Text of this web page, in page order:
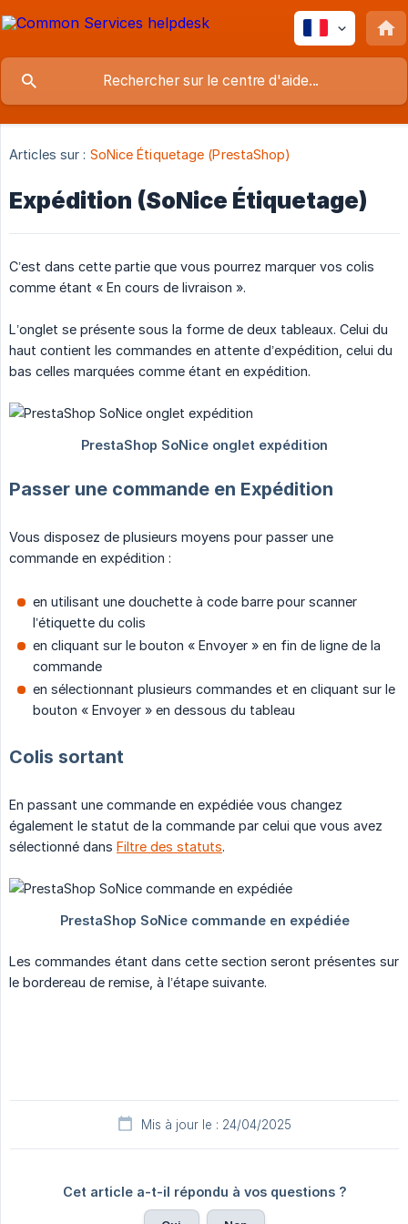
Articles sur : SoNice Étiquetage (PrestaShop)
Expédition (SoNice Étiquetage)
C’est dans cette partie que vous pourrez marquer vos colis
comme étant « En cours de livraison ».
L’onglet se présente sous la forme de deux tableaux. Celui du
haut contient les commandes en attente d’expédition, celui du
bas celles marquées comme étant en expédition.
Passer une commande en Expédition
Vous disposez de plusieurs moyens pour passer une
commande en expédition :
en utilisant une douchette à code barre pour scanner
l’étiquette du colis
en cliquant sur le bouton « Envoyer » en fin de ligne de la
commande
en sélectionnant plusieurs commandes et en cliquant sur le
bouton « Envoyer » en dessous du tableau
Colis sortant
En passant une commande en expédiée vous changez
également le statut de la commande par celui que vous avez
sélectionné dans Filtre des statuts.
Les commandes étant dans cette section seront présentes sur
le bordereau de remise, à l’étape suivante.
Mis à jour le : 24/04/2025
Cet article a-t-il répondu à vos questions ?